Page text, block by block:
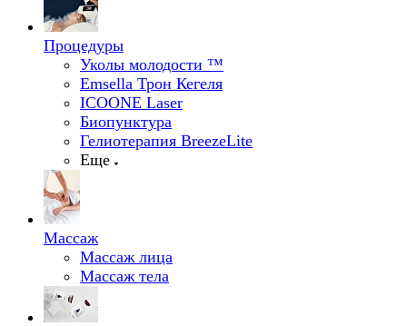
Процедуры
Уколы молодости ™
Emsella Трон Кегеля
ICOONE Laser
Биопунктура
Гелиотерапия BreezeLite
Еще
Массаж
Массаж лица
Массаж тела